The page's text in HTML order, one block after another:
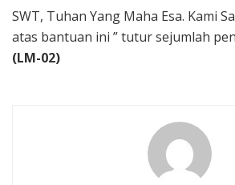
SWT, Tuhan Yang Maha Esa. Kami
atas bantuan ini ” tutur sejumlah
(LM-02)